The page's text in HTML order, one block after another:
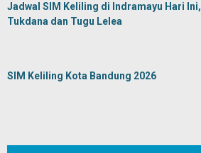
Jadwal SIM Keliling di Indramayu Hari Ini,
Tukdana dan Tugu Lelea
SIM Keliling Kota Bandung 2026